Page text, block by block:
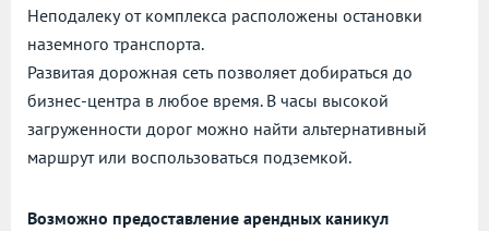
Неподалеку от комплекса расположены остановки
наземного транспорта.
Развитая дорожная сеть позволяет добираться до
бизнес-центра в любое время. В часы высокой
загруженности дорог можно найти альтернативный
маршрут или воспользоваться подземкой.
Возможно предоставление арендных каникул